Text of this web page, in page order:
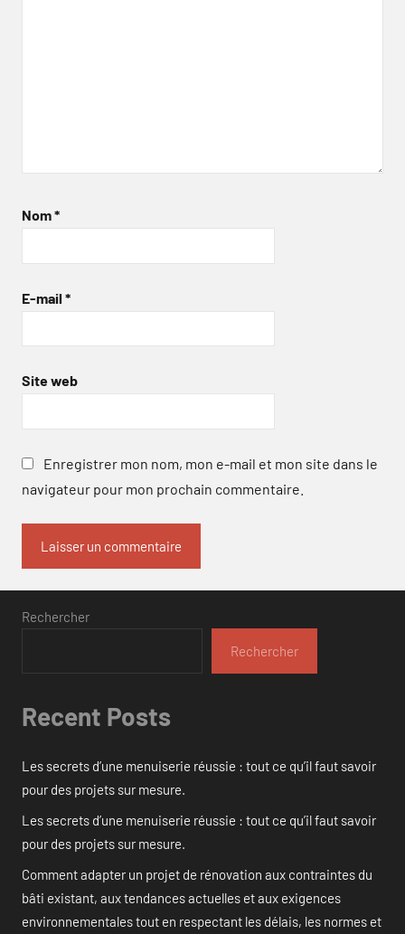
Nom*
E-mail *
Site web
Enregistrer mon nom, mon e-mail et mon site dans le
navigateur pour mon prochain commentaire.
Rechercher
Rechercher
Recent Posts
Les secrets d’une menuiserie réussie : tout ce qu’il faut savoir
pour des projets sur mesure.
Les secrets d’une menuiserie réussie : tout ce qu’il faut savoir
pour des projets sur mesure.
Comment adapter un projet de rénovation aux contraintes du
bâti existant, aux tendances actuelles et aux exigences
environnementales tout en respectant les délais, les normes et